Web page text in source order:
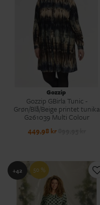
Gozzip
Gozzip GBirla Tunic -
Grøn/Blå/Beige printet tunika
G261039 Multi Colour
449,98 kr
+42 50 %